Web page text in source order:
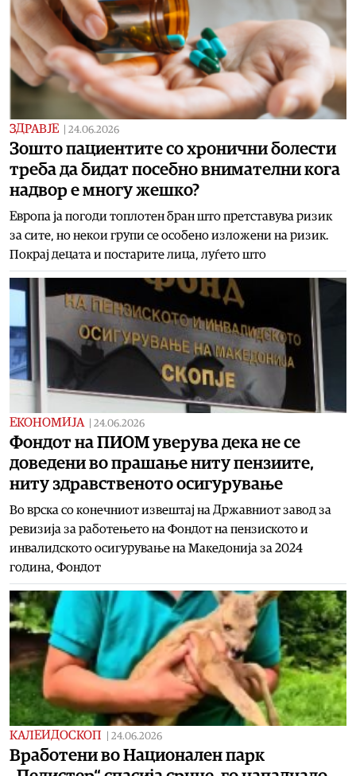
ЗДРАВЈЕ 24.06.2026
Зошто пациентите со хронични болести
треба да бидат посебно внимателни кога
надвор е многу жешко?
Европа ја погоди топлотен бран што претставува ризик
за сите, но некои групи се особено изложени на ризик.
Покрај децата и постарите лица, луѓето што
ЕКОНОМИЈА 24.06.2026
Фондот на ПИОМ уверува дека не се
доведени во прашање ниту пензиите,
ниту здравственото осигурување
Во врска со конечниот извештај на Државниот завод за
ревизија за работењето на Фондот на пензиското и
инвалидското осигурување на Македонија за 2024
година, Фондот
КАЛЕИДОСКОП 24.06.2026
Вработени во Национален парк